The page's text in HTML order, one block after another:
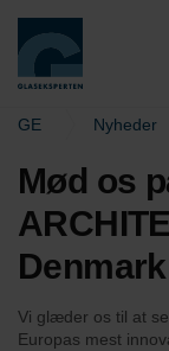
GE
Nyheder
Mød os
Denmark
Vi glæder os til at
Europas mest